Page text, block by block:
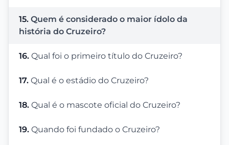
15. Quem é considerado o maior ídolo da
história do Cruzeiro?
16. Qual foi o primeiro título do Cruzeiro?
17. Qual é o estádio do Cruzeiro?
18. Qual é o mascote oficial do Cruzeiro?
19. Quando foi fundado o Cruzeiro?